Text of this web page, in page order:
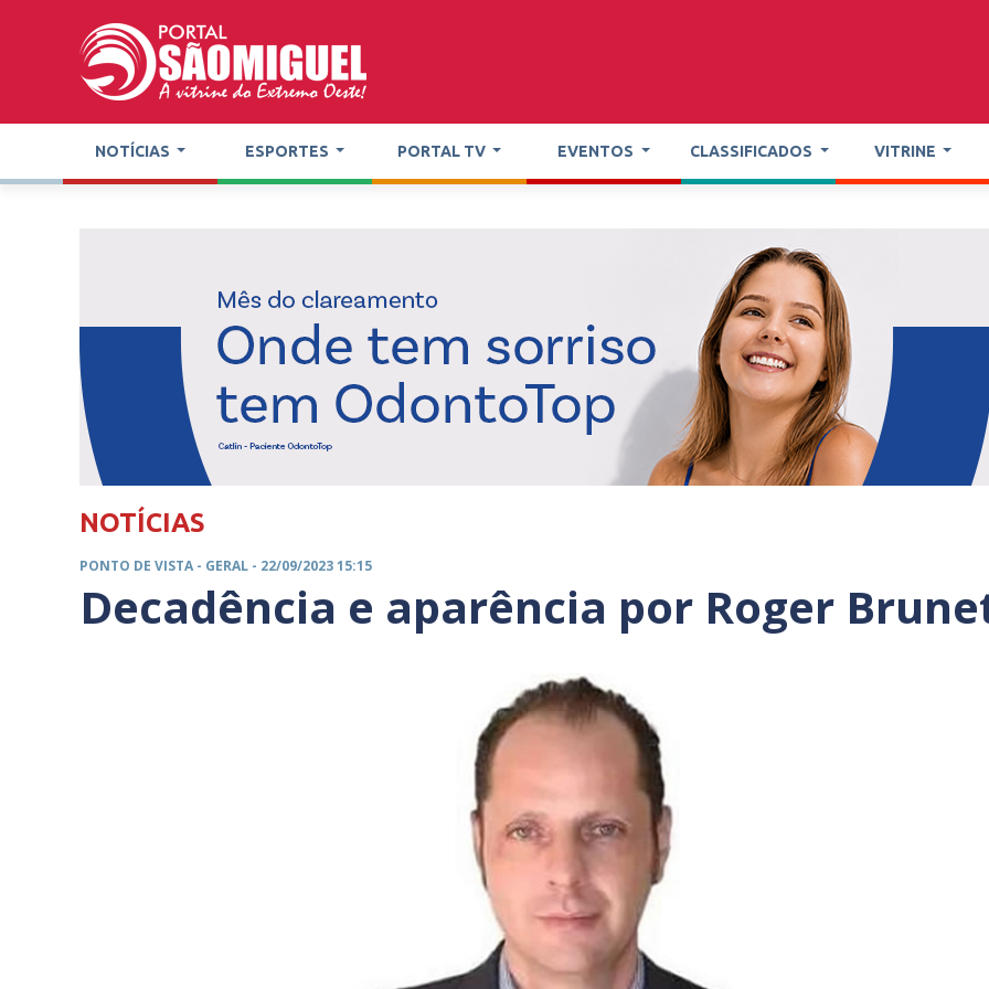
NOTÍCIAS ESPORTES PORTAL TV EVENTOS CLASSIFICADOS VITRINE
NOTÍCIAS
PONTO DE VISTA - GERAL - 22/09/2023 15:15
Decadência e aparência por Roger